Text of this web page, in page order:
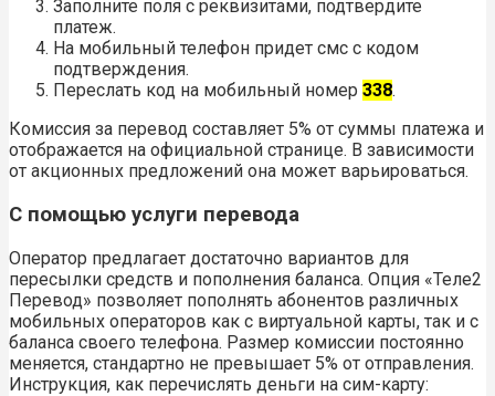
Заполните поля с реквизитами, подтвердите
платеж.
На мобильный телефон придет смс с кодом
подтверждения.
Переслать код на мобильный номер 338.
Комиссия за перевод составляет 5% от суммы платежа и
отображается на официальной странице. В зависимости
от акционных предложений она может варьироваться.
С помощью услуги перевода
Оператор предлагает достаточно вариантов для
пересылки средств и пополнения баланса. Опция «Теле2
Перевод» позволяет пополнять абонентов различных
мобильных операторов как с виртуальной карты, так и с
баланса своего телефона. Размер комиссии постоянно
меняется, стандартно не превышает 5% от отправления.
Инструкция, как перечислять деньги на сим-карту: